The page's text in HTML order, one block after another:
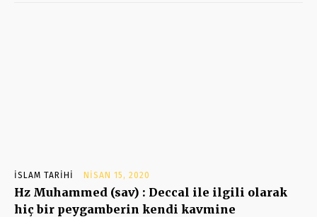
İSLAM TARIHI NISAN 15, 2020
Hz Muhammed (sav) : Deccal ile ilgili olarak
hiç bir peygamberin kendi kavmine